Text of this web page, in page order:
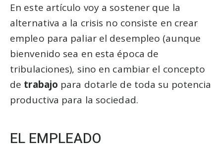
En este artículo voy a sostener que la
alternativa a la crisis no consiste en crear
empleo para paliar el desempleo (aunque
bienvenido sea en esta época de
tribulaciones), sino en cambiar el concepto
de trabajo para dotarle de toda su potencia
productiva para la sociedad.
EL EMPLEADO